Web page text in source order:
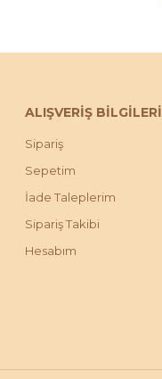
ALIŞVERİŞ BİLGİLERİ
Sipariş
Sepetim
İade Taleplerim
Sipariş Takibi
Hesabım